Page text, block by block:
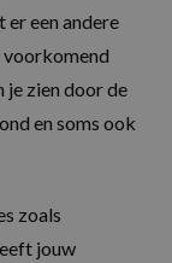
een andere
voorkomend
je zien door de
en soms ook
zoals
jouw